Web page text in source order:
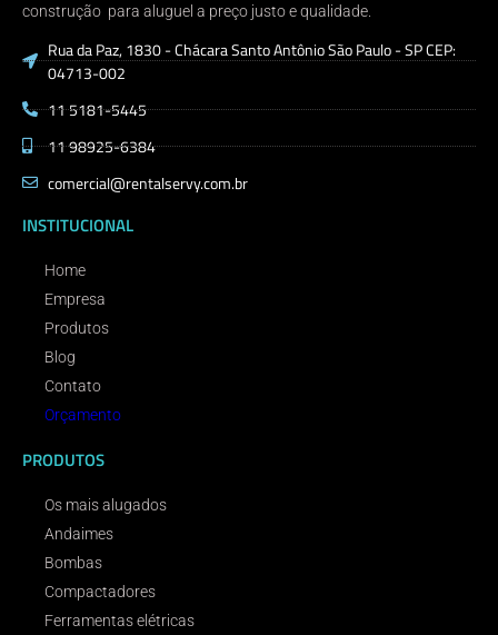
construção para aluguel a preço justo e qualidade.
Rua da Paz, 1830 - Chácara Santo Antônio São Paulo - SP CEP:
04713-002
11 5181-5445
11 98925-6384
comercial@rentalservy.com.br
INSTITUCIONAL
Home
Empresa
Produtos
Blog
Contato
Orçamento
PRODUTOS
Os mais alugados
Andaimes
Bombas
Compactadores
Ferramentas elétricas